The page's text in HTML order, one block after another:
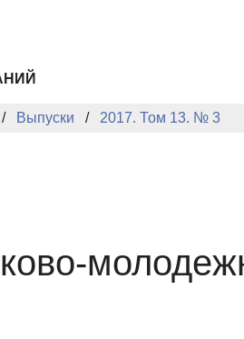
Выпуски 2017. Том 13. № 3